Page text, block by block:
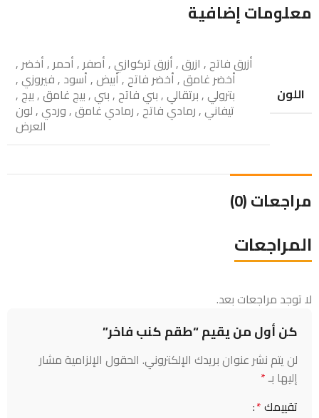
معلومات إضافية
اللون
أزرق فاتح , ازرق,أزرق تركوازي,أصفر ,أحمر ,أخضر ,
أخضر غامق,أخضر فاتح ,أبيض,أسود ,فيروزي,
بترولي,برتقالي,بني فاتح ,بني,بيج غامق,بيج ,
تيفاني,رمادي فاتح ,رمادي غامق,وردي,لون
العرض
مراجعات (0)
المراجعات
لا توجد مراجعات بعد.
كن أول من يقيم “طقم كنب فاخر”
لن يتم نشر عنوان بريدك الإلكتروني. الحقول الإلزامية مشار
إليها بـ*
تقييمك*